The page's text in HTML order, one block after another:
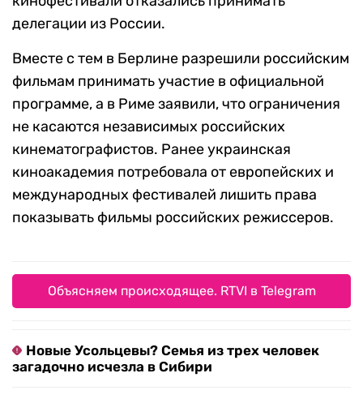
делегации из России.
Вместе с тем в Берлине разрешили российским
фильмам принимать участие в официальной
программе, а в Риме заявили, что ограничения
не касаются независимых российских
кинематографистов. Ранее украинская
киноакадемия потребовала от европейских и
международных фестивалей лишить права
показывать фильмы российских режиссеров.
Объясняем происходящее. RTVI в Telegram
Новые Усольцевы? Семья из трех человек
загадочно исчезла в Сибири